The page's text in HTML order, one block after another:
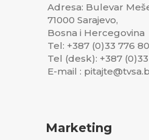
Adresa: Bulevar
71000 Sarajevo,
Bosna i Hercegovina
Tel: +387 (0)33 776
Tel (desk): +387
E-mail :
Marketing